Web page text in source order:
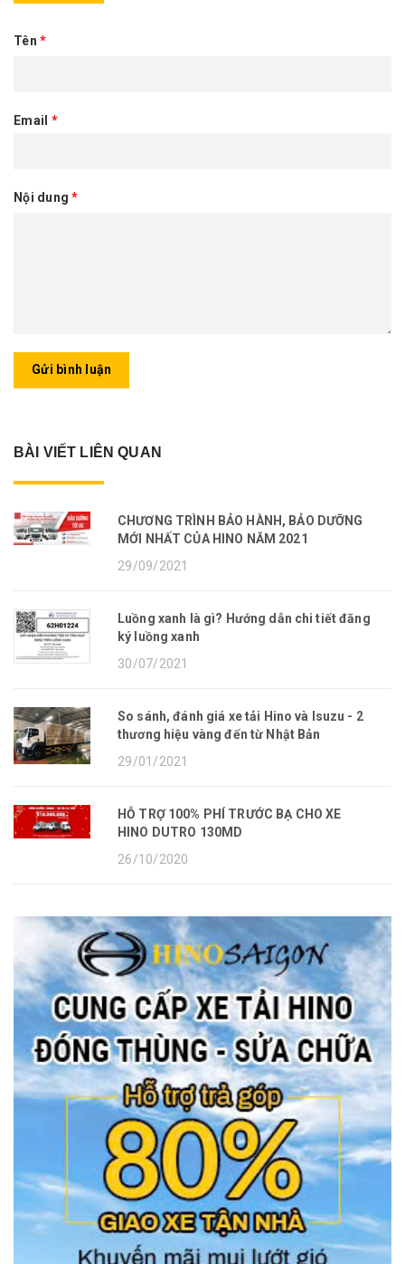
Tên *
Email *
Nội dung*
Gửi bình luận
BÀI VIẾT LIÊN QUAN
CHƯƠNG TRÌNH BẢO HÀNH, BẢO DƯỠNG
MỚI NHẤT CỦA HINO NĂM 2021
29/09/2021
Luồng xanh là gì? Hướng dẫn chi tiết đăng
ký luồng xanh
30/07/2021
So sánh, đánh giá xe tải Hino và Isuzu - 2
thương hiệu vàng đến từ Nhật Bản
29/01/2021
HỖ TRỢ 100% PHÍ TRƯỚC BẠ CHO XE
HINO DUTRO 130MD
26/10/2020